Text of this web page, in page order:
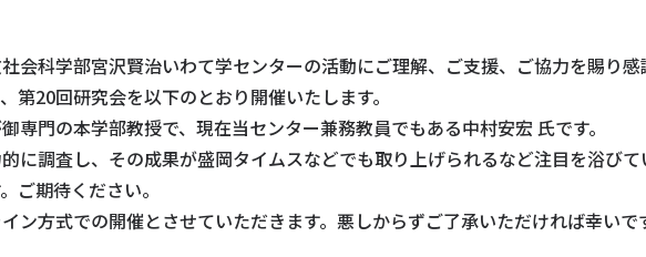
会科学部宮沢賢治いわて学センターの活動にご理解、ご支援、ご協力を賜り感
第20回研究会を以下のとおり開催いたします。
専門の本学部教授で、現在当センター兼務教員でもある中村安宏 氏です。
に調査し、その成果が盛岡タイムスなどでも取り上げられるなど注目を浴び
ご期待ください。
ン方式での開催とさせていただきます。悪しからずご了承いただければ幸いで